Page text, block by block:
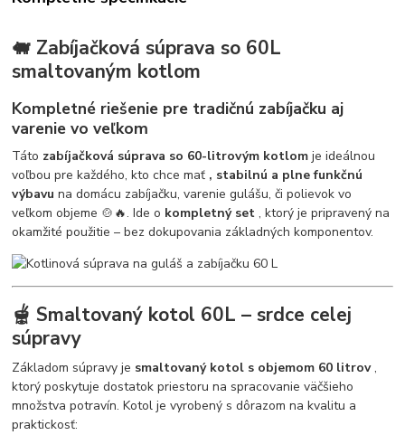
🐖 Zabíjačková súprava so 60L
smaltovaným kotlom
Kompletné riešenie pre tradičnú zabíjačku aj
varenie vo veľkom
Táto zabíjačková súprava so 60-litrovým kotlom je ideálnou
voľbou pre každého, kto chce mať , stabilnú a plne funkčnú
výbavu na domácu zabíjačku, varenie gulášu, či polievok vo
veľkom objeme 🍲🔥. Ide o kompletný set , ktorý je pripravený na
okamžité použitie – bez dokupovania základných komponentov.
🫕 Smaltovaný kotol 60L – srdce celej
súpravy
Základom súpravy je smaltovaný kotol s objemom 60 litrov,
ktorý poskytuje dostatok priestoru na spracovanie väčšieho
množstva potravín. Kotol je vyrobený s dôrazom na kvalitu a
praktickosť: